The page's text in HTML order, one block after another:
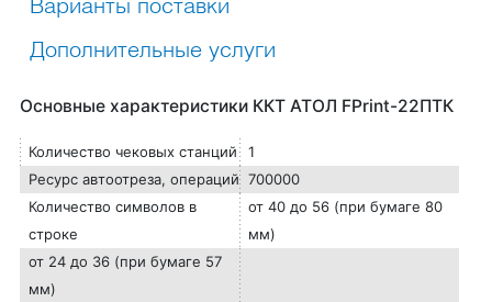
Варианты поставки
Дополнительные услуги
Основные характеристики ККТ АТОЛ FPrint-22ПТК
Количество чековых станций
1
Ресурс автоотреза, операций 700000
Количество символов в
строке
от 40 до 56 (при бумаге 80
мм)
от 24 до 36 (при бумаге 57
мм)